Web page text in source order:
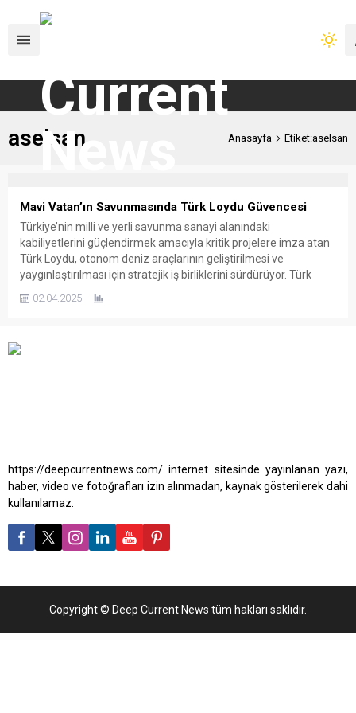
aselsan Anasayfa Etiket:aselsan
Mavi Vatan’ın Savunmasında Türk Loydu Güvencesi
Türkiye’nin milli ve yerli savunma sanayi alanındaki
kabiliyetlerini güçlendirmek amacıyla kritik projelere imza atan
Türk Loydu, otonom deniz araçlarının geliştirilmesi ve
yaygınlaştırılması için stratejik iş birliklerini sürdürüyor. Türk
olarak tasarlanan insansız deniz araçlarının uluslararası
02.04.2025
https://deepcurrentnews.com/ internet sitesinde yayınlanan yazı,
haber, video ve fotoğrafları izin alınmadan, kaynak gösterilerek dahi
kullanılamaz.
Copyright © Deep Current News tüm hakları saklıdır.